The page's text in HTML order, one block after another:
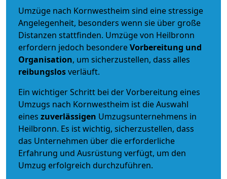
Umzüge nach Kornwestheim sind eine stressige
Angelegenheit, besonders wenn sie über große
Distanzen stattfinden. Umzüge von Heilbronn
erfordern jedoch besondereVorbereitung und
Organisation, um sicherzustellen, dass alles
reibungslosverläuft.
Ein wichtiger Schritt bei der Vorbereitung eines
Umzugs nach Kornwestheim ist die Auswahl
eines zuverlässigen Umzugsunternehmens in
Heilbronn. Es ist wichtig, sicherzustellen, dass
das Unternehmen über die erforderliche
Erfahrung und Ausrüstung verfügt, um den
Umzug erfolgreich durchzuführen.